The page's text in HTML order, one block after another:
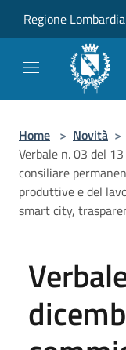
Regione Lombardia
Home > Novità >
Verbale n. 03 del
consiliare
produttive e del
smart city,